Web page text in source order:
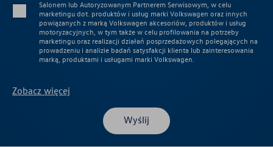
Salonem lub Autoryzowanym Partnerem Serwisowym, w celu
marketingu dot. produktów i usług marki Volkswagen oraz innych
powiązanych z marką Volkswagen akcesoriów, produktów i usług
motoryzacyjnych, w tym także w celu profilowania na potrzeby
marketingu oraz realizacji działań posprzedażowych polegających na
prowadzeniu i analizie badań satysfakcji klienta lub zainteresowania
marką, produktami i usługami marki Volkswagen.
Zobacz więcej
Wyślij